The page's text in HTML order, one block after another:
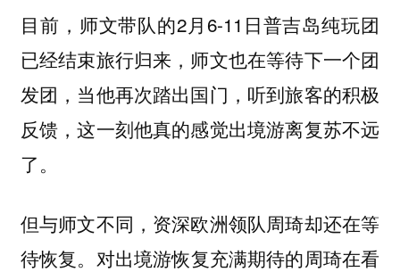
目前，师文带队的2月6-11日普吉岛纯玩团
已经结束旅行归来，师文也在等待下一个团
发团，当他再次踏出国门，听到旅客的积极
反馈，这一刻他真的感觉出境游离复苏不远
了。
但与师文不同，资深欧洲领队周琦却还在等
待恢复。对出境游恢复充满期待的周琦在看